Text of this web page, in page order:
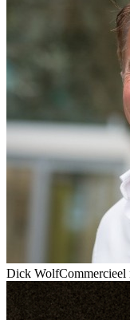
Dick WolfCommercieel